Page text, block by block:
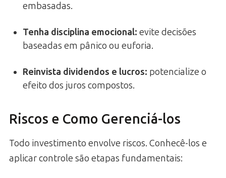
embasadas.
Tenha disciplina emocional: evite decisões
baseadas em pânico ou euforia.
Reinvista dividendos e lucros: potencialize o
efeito dos juros compostos.
Riscos e Como Gerenciá-los
Todo investimento envolve riscos. Conhecê-los e
aplicar controle são etapas fundamentais: